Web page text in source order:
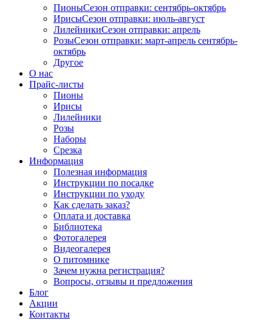
ПионыСезон отправки: сентябрь-октябрь
ИрисыСезон отправки: июль-август
ЛилейникиСезон отправки: апрель
РозыСезон отправки: март-апрель сентябрь-
октябрь
Другое
О нас
Прайс-листы
Пионы
Ирисы
Лилейники
Розы
Наборы
Срезка
Информация
Полезная информация
Инструкции по посадке
Инструкции по уходу
Как сделать заказ?
Оплата и доставка
Библиотека
Фотогалерея
Видеогалерея
О питомнике
Зачем нужна регистрация?
Вопросы, отзывы и предложения
Блог
Акции
Контакты